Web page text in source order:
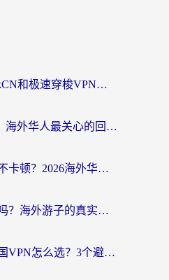
海外党必看：ChickCN和极速穿梭VPN好用吗？3招教你选对回国加速器无缝刷国内资源
斧牛和light哪个好？海外华人最关心的回国加速器选择难题，一篇讲透
在国外怎么用虎牙不卡顿？2026海外华人亲测有效的回国加速器选择指南
斧牛和加速喵好用吗？海外游子的真实选择困境
马来西亚留学生回国VPN怎么选？3个避坑点+1款实测好用的加速器推荐